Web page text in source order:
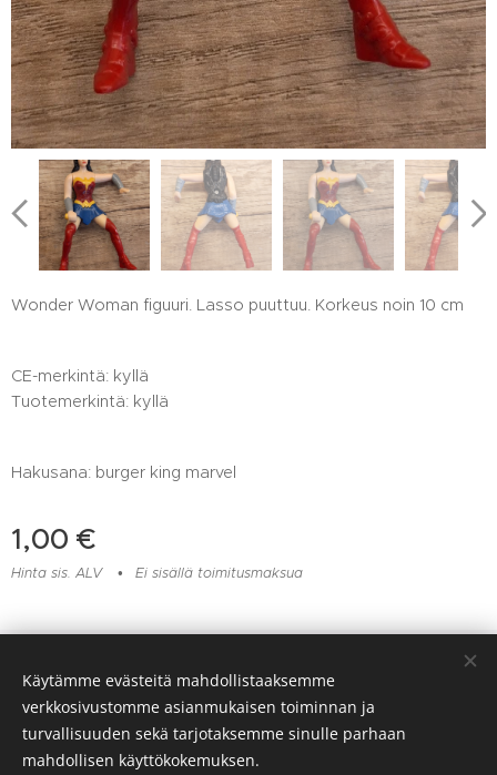
Wonder Woman figuuri. Lasso puuttuu. Korkeus noin 10 cm
CE-merkintä: kyllä
Tuotemerkintä: kyllä
Hakusana: burger king marvel
1,00 €
Hinta sis. ALV Ei sisällä toimitusmaksua
Lelu- ja muovikorjaamo Huomentamuovi, Viitaankulmantie 373,
Ylöjärvi, 045 217 6604
Evästeet
Käytämme evästeitä mahdollistaaksemme
verkkosivustomme asianmukaisen toiminnan ja
turvallisuuden sekä tarjotaksemme sinulle parhaan
mahdollisen käyttökokemuksen.